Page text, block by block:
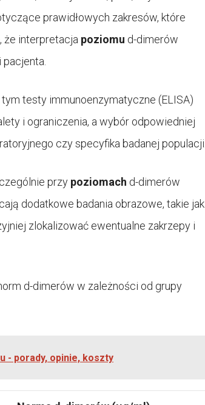
prawidłowych zakresów, które
że interpretacja poziomu d-dimerów
testy immunoenzymatyczne (ELISA)
i ograniczenia, a wybór odpowiedniej
czy specyfika badanej populacji.
przy poziomach d-dimerów
dodatkowe badania obrazowe, takie jak
zlokalizować ewentualne zakrzepy i
d-dimerów w zależności od grupy
- porady, opinie, koszty